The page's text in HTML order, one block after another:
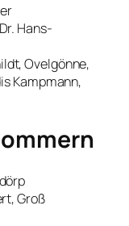
Hans-
Ovelgönne,
Kampmann,
Groß